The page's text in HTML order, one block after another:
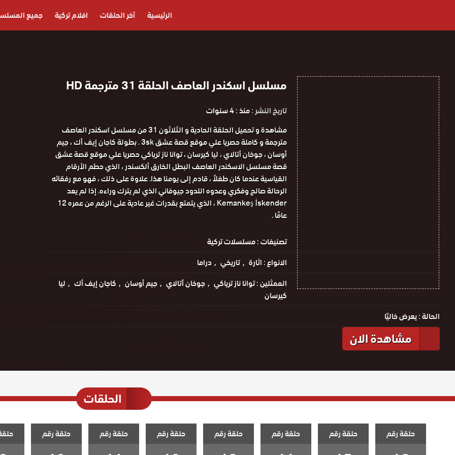
الرئيسية آخر الحلقات افلام تركية جميع
مسلسل اسكندر العاصف الحلقة 31 مترجمة HD
تاريخ النشر :منذ : 4 سنوات
مشاهدة و تحميل الحلقة الحادية و الثلاثون 31 من مسلسل اسكندر العاصف
مترجمة و كاملة حصريا علي موقع قصة عشق 3sk . بطولة كاجان إيف أك ، جيم
أوسان ، جوخان أتالاي ، ليا كيرسان ، توانا ناز ترياكي حصريا علي موقع قصة عشق
قصة مسلسل الاسكندر العاصف البطل الخارق ألكسندر ، الذي حطم الأرقام
القياسية عندما كان طفلاً ، قادم إلى يومنا هذا. علاوة على ذلك ، فهو مع رفقائه
الرحالة صالح وفكري وعدوه اللدود جيوفاني الذي لم يترك وراءه. إذا لم يعد
Kemankeş İskender ، الذي يتمتع بقدرات غير عادية على الرغم من عمره 12
عامًا .
تصنيفات :مسلسلات تركية
الانواع :اثارة تاريخي
دراما
الممثلين :توانا ناز ترياكي جوخان أتالاي جيم أوسان كاجان إيف أك
ليا
كيرسان
الحالة :يعرض خاليًا
مشاهدة الان
الحلقات
حلقة رقم حلقة رقم حلقة رقم حلقة رقم حلقة رقم حلقة رقم حلقة رقم